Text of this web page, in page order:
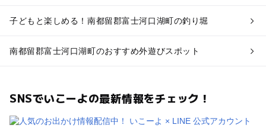
子どもと楽しめる！南都留郡富士河口湖町の釣り堀
南都留郡富士河口湖町のおすすめ外遊びスポット
SNSでいこーよの最新情報をチェック！